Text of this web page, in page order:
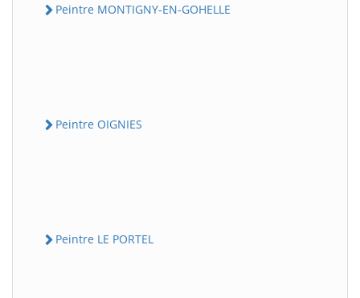
Peintre MONTIGNY-EN-GOHELLE
Peintre OIGNIES
Peintre LE PORTEL